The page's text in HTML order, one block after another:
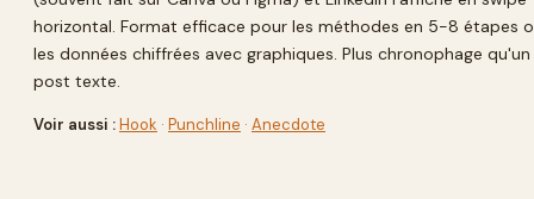
horizontal. Format efficace pour les méthodes en 5-8 étapes
les données chiffrées avec graphiques. Plus chronophage qu'un
post texte.
Voir aussi :Hook · Punchline · Anecdote